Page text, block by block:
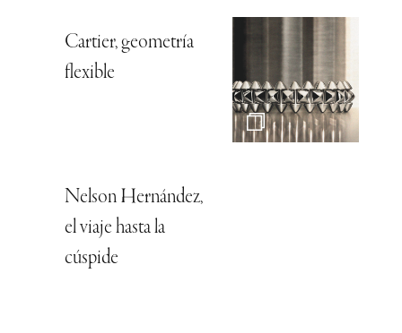
Cartier, geometría
flexible
Nelson Hernández,
el viaje hasta la
cúspide